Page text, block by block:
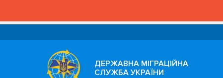
ДЕРЖАВНА МІГРАЦІЙНА
СЛУЖБА УКРАЇНИ